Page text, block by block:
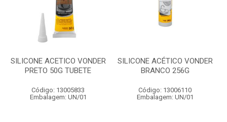
SILICONE ACETICO VONDER
PRETO 50G TUBETE
Código: 13005833
Embalagem: UN/01
SILICONE ACÉTICO VONDER
BRANCO 256G
Código: 13006110
Embalagem: UN/01